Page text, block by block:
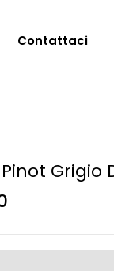
Contattaci
Grigio